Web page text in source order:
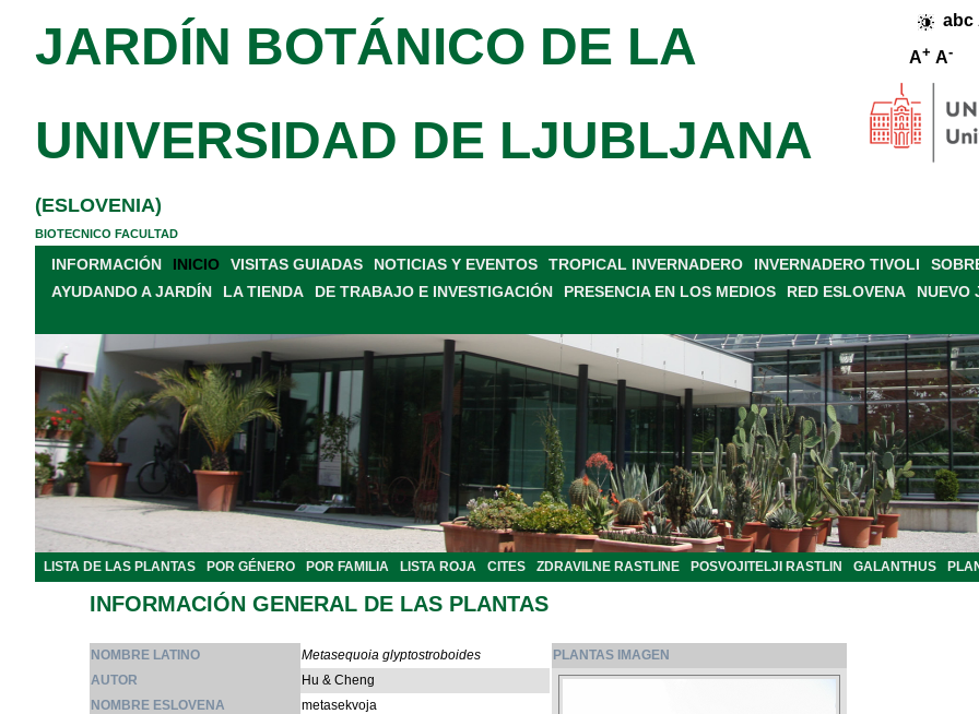
abc
A+ A-
JARDÍN BOTÁNICO DE LA
UNIVERSIDAD DE LJUBLJANA
(ESLOVENIA)
BIOTECNICO FACULTAD
INFORMACIÓN INICIO VISITAS GUIADAS NOTICIAS Y EVENTOS TROPICAL INVERNADERO INVERNADERO TIVOLI
AYUDANDO A JARDÍN
LA TIENDA DE TRABAJO E INVESTIGACIÓN PRESENCIA EN LOS MEDIOS RED ESLOVENA NUEVO
LISTA DE LAS PLANTAS POR GÉNERO POR FAMILIA LISTA ROJA CITES ZDRAVILNE RASTLINE POSVOJITELJI RASTLIN GALANTHUS
INFORMACIÓN GENERAL DE LAS PLANTAS
NOMBRE LATINO
Metasequoia glyptostroboides
AUTOR
Hu & Cheng
NOMBRE ESLOVENA
metasekvoja
PLANTAS IMAGEN